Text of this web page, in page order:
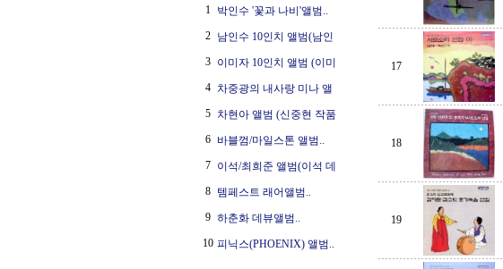
1 박인수 '꽃과 나비'앨범..
2 남인수 10인치 앨범(남인
3 이미자 10인치 앨범 (이미
4 차중광의 내사랑 미나 앨
5 차현아 앨범 (신중현 작품
6 바블껌/마일스톤 앨범..
7 이석/최희준 앨범(이석 데
8 템페스트 래어앨범..
9 하춘화 데뷰앨범..
10 피닉스(PHOENIX) 앨범..
17
18
19